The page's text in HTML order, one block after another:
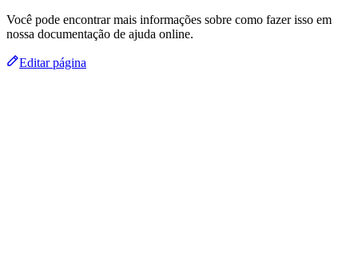
Você pode encontrar mais informações sobre como fazer isso em
nossa documentação de ajuda online.
Editar página